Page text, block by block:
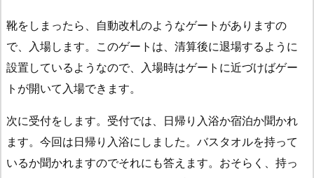
靴をしまったら、自動改札のようなゲートがありますの
で、入場します。このゲートは、清算後に退場するように
設置しているようなので、入場時はゲートに近づけばゲー
トが開いて入場できます。
次に受付をします。受付では、日帰り入浴か宿泊か聞かれ
ます。今回は日帰り入浴にしました。バスタオルを持って
いるか聞かれますのでそれにも答えます。おそらく、持っ